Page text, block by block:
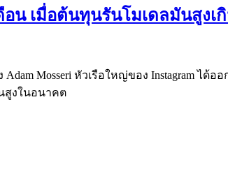
อน เมื่อต้นทุนรันโมเดลมันสูงเ
Mosseri หัวเรือใหญ่ของ Instagram ไ
นสูงในอนาคต